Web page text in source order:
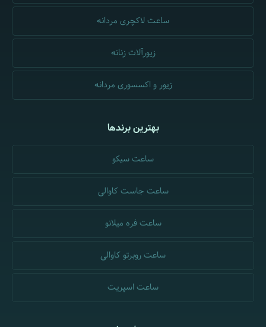
ساعت لاکچری مردانه
زیورآلات زنانه
زیور و اکسسوری مردانه
بهترین برندها
ساعت سیکو
ساعت جاست کاوالی
ساعت فره میلانو
ساعت روبرتو کاوالی
ساعت اسپریت